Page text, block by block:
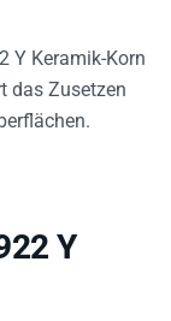
Y Keramik-Korn
das Zusetzen
Y